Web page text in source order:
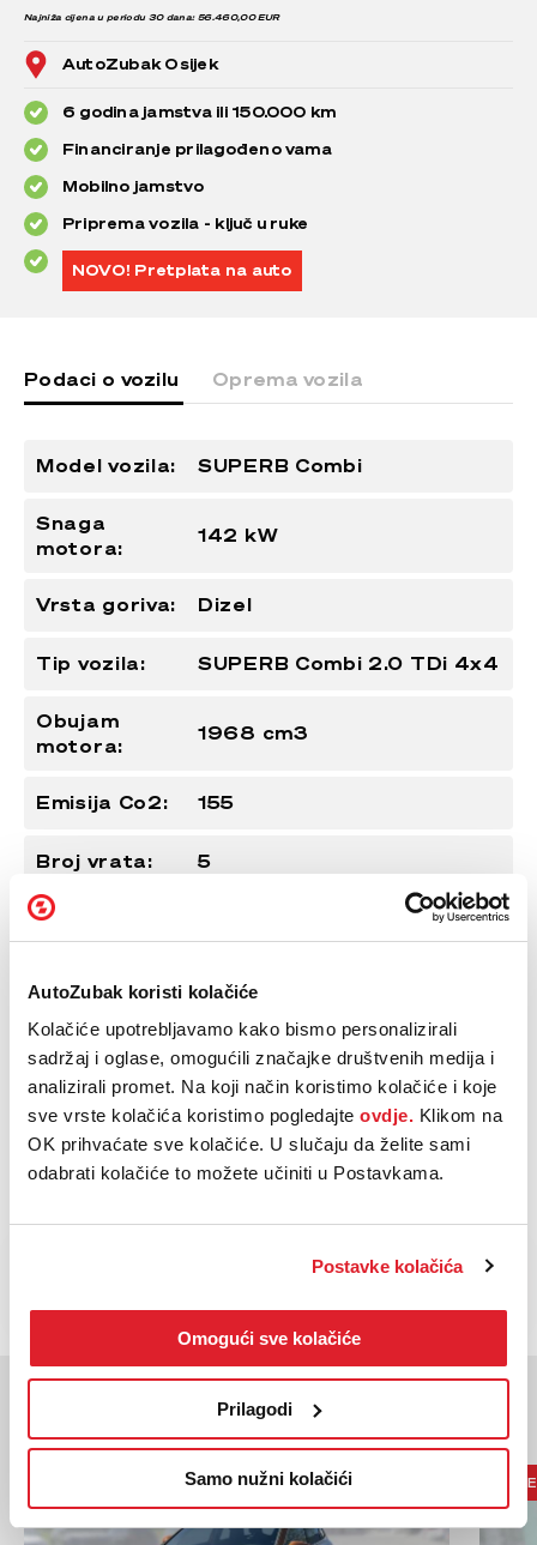
AutoZubak koristi kolačiće
Kolačiće upotrebljavamo kako bismo personalizirali
sadržaj i oglase, omogućili značajke društvenih medija i
analizirali promet. Na koji način koristimo kolačiće i koje
sve vrste kolačića koristimo pogledajte ovdje. Klikom na
OK prihvaćate sve kolačiće. U slučaju da želite sami
odabrati kolačiće to možete učiniti u Postavkama.
Postavke kolačića
Omogući sve kolačiće
Prilagodi
Samo nužni kolačići
Najniža cijena u periodu 30 dana: 56.460,00 EUR
AutoZubak Osijek
6 godina jamstva ili 150.000 km
Financiranje prilagođeno vama
Mobilno jamstvo
Priprema vozila - ključ u ruke
NOVO! Pretplata na auto
Podaci o vozilu Oprema vozila
Model vozila: SUPERB Combi
Snaga
motora:
142 kW
Vrsta goriva: Dizel
Tip vozila: SUPERB Combi 2.0 TDi 4x4
Obujam
motora:
1968 cm3
Emisija Co2: 155
Broj vrata: 5
Dužina vozila:
Oblik
karoserije:
Karavan
Vrsta
mjenjača:
Automatski